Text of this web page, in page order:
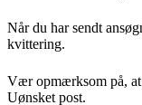
Når du har sendt
kvittering.
Vær opmærksom på,
Uønsket post.